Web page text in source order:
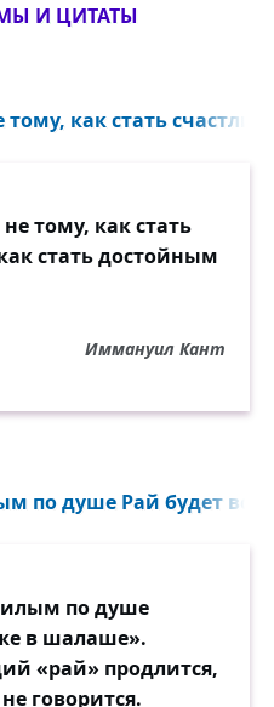
И ЦИТАТЫ
тому, как стать
тому, как стать
стать достойным
Иммануил Кант
по душе Рай будет
по душе
в шалаше».
«рай» продлится,
говорится.